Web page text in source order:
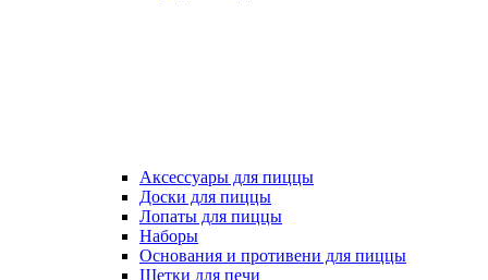
Аксессуары для пиццы
Доски для пиццы
Лопаты для пиццы
Наборы
Основания и противени для пиццы
Щетки для печи